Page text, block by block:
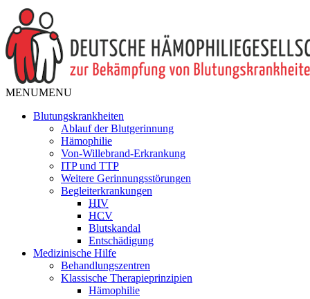
MENUMENU
Blutungskrankheiten
Ablauf der Blutgerinnung
Hämophilie
Von-Willebrand-Erkrankung
ITP und TTP
Weitere Gerinnungsstörungen
Begleiterkrankungen
HIV
HCV
Blutskandal
Entschädigung
Medizinische Hilfe
Behandlungszentren
Klassische Therapieprinzipien
Hämophilie